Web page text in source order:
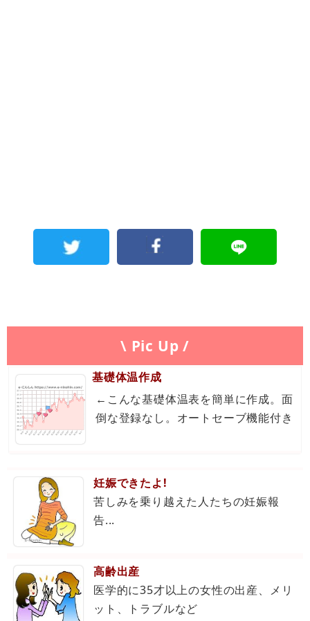
\ Pic Up /
基礎体温作成
←こんな基礎体温表を簡単に作成。面
倒な登録なし。オートセーブ機能付き
妊娠できたよ!
苦しみを乗り越えた人たちの妊娠報
告...
高齢出産
医学的に35才以上の女性の出産、メリ
ット、トラブルなど